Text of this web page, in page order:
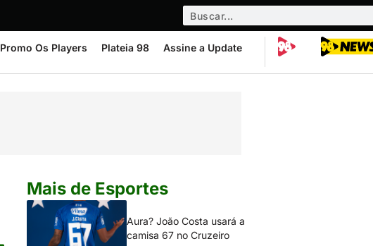
Promo Os Players Plateia 98 Assine a Update
Mais de Esportes
Aura? João Costa usará a
camisa 67 no Cruzeiro